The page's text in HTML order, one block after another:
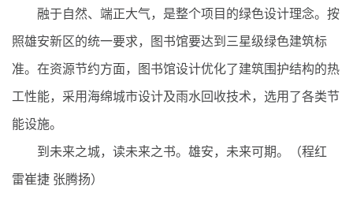
融于自然、端正大气，是整个项目的绿色设计理念。按
照雄安新区的统一要求，图书馆要达到三星级绿色建筑标
准。在资源节约方面，图书馆设计优化了建筑围护结构的热
工性能，采用海绵城市设计及雨水回收技术，选用了各类节
能设施。
到未来之城，读未来之书。雄安，未来可期。（程红
雷崔捷 张腾扬）